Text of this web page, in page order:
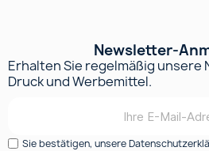
Erhalten Sie regelmäßig unsere